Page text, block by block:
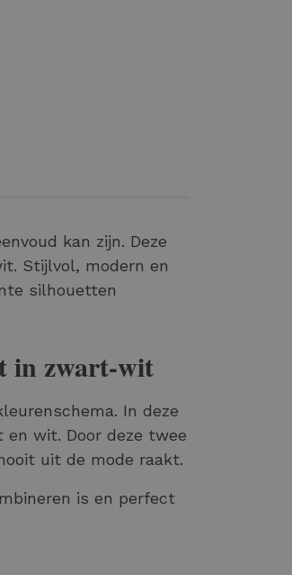
kan zijn. Deze
Stijlvol, modern en
silhouetten
in zwart-wit
In deze
wit. Door deze twee
uit de mode raakt.
is en perfect